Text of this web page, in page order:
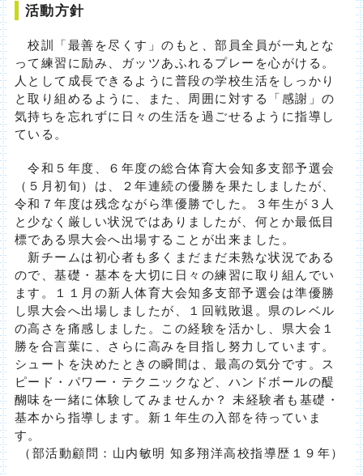
活動方針
校訓「最善を尽くす」のもと、部員全員が一丸とな
って練習に励み、ガッツあふれるプレーを心がける。
人として成長できるように普段の学校生活をしっかり
と取り組めるように、また、周囲に対する「感謝」の
気持ちを忘れずに日々の生活を過ごせるように指導し
ている。
令和５年度、６年度の総合体育大会知多支部予選会
（５月初旬）は、２年連続の優勝を果たしましたが、
令和７年度は残念ながら準優勝でした。３年生が３人
と少なく厳しい状況ではありましたが、何とか最低目
標である県大会へ出場することが出来ました。
新チームは初心者も多くまだまだ未熟な状況である
ので、基礎・基本を大切に日々の練習に取り組んでい
ます。１１月の新人体育大会知多支部予選会は準優勝
し県大会へ出場しましたが、１回戦敗退。県のレベル
の高さを痛感しました。この経験を活かし、県大会１
勝を合言葉に、さらに高みを目指し努力しています。
シュートを決めたときの瞬間は、最高の気分です。ス
ピード・パワー・テクニックなど、ハンドボールの醍
醐味を一緒に体験してみませんか？ 未経験者も基礎・
基本から指導します。新１年生の入部を待っていま
す。
（部活動顧問：山内敏明 知多翔洋高校指導歴１９年）